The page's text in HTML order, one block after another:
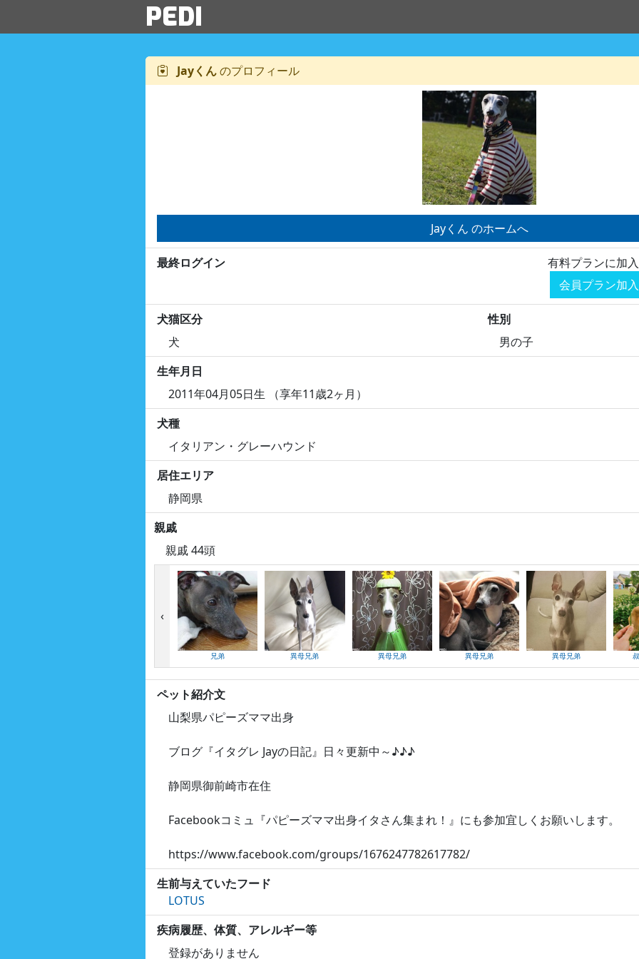
PEDI
Jayくんのプロフィール
Jayくん のホームへ
最終ログイン
有料プランに加
会員プラン加
犬猫区分
犬
性別
男の子
生年月日
2011年04月05日生 （享年11歳2ヶ月）
犬種
イタリアン・グレーハウンド
居住エリア
静岡県
親戚
親戚 44頭
兄弟 異母兄弟 異母兄弟 異母兄弟 異母兄弟
‹
ペット紹介文
山梨県パピーズママ出身
ブログ『イタグレ Jayの日記』日々更新中～♪♪♪
静岡県御前崎市在住
Facebookコミュ『パピーズママ出身イタさん集まれ！』にも参加宜しくお願いします。
https://www.facebook.com/groups/1676247782617782/
生前与えていたフード
LOTUS
疾病履歴、体質、アレルギー等
登録がありません